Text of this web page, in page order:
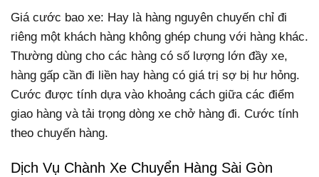
Giá cước bao xe: Hay là hàng nguyên chuyến chỉ đi
riêng một khách hàng không ghép chung với hàng khác.
Thường dùng cho các hàng có số lượng lớn đầy xe,
hàng gấp cần đi liền hay hàng có giá trị sợ bị hư hỏng.
Cước được tính dựa vào khoảng cách giữa các điểm
giao hàng và tải trọng dòng xe chở hàng đi. Cước tính
theo chuyến hàng.
Dịch Vụ Chành Xe Chuyển Hàng Sài Gòn